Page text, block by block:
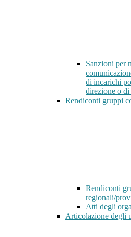
Sanzioni per
di incarichi
direzione o
Rendiconti gruppi
Rendiconti
regionali/
Atti degli
Articolazione degli